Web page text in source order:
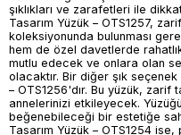
şıklıkları ve zarafetleri ile
Tasarım Yüzük – OTS1257,
koleksiyonunda bulunması
hem de özel davetlerde
mutlu edecek ve onlara olan
olacaktır. Bir diğer şık
– OTS1256'dır. Bu yüzük, zarif
annelerinizi etkileyecek.
beğenebileceği bir estetiğe
Tasarım Yüzük – OTS1254 ise,